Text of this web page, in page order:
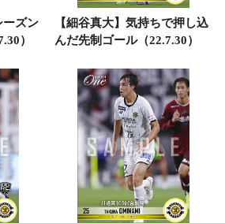
ーズン
）
【細谷真大】気持ちで押し込
んだ先制ゴール（22.7.30）